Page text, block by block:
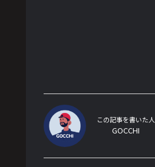
この記事を書いた人
GOCCHI